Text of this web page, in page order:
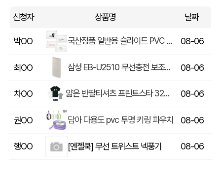
신청자 상품명 날짜
박OO 08-06
최OO 삼성 EB-U2510 무선충전 보조배터리 10000mAh 25W 08-06
차OO 얇은 반팔티셔츠 프린트스타 32수 남여티셔츠 제작 08-06
권OO 담아 다용도 pvc 투명 키링 파우치 08-06
행OO [엔젤쿡] 무선 트위스트 넥풍기 08-06
이OO 08-06